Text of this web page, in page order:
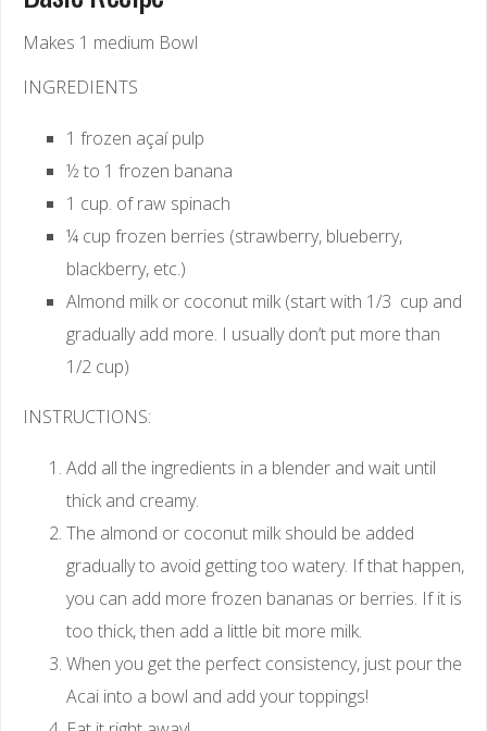
Makes 1 medium Bowl
INGREDIENTS
1 frozen açaí pulp
½ to 1 frozen banana
1 cup. of raw spinach
¼ cup frozen berries (strawberry, blueberry,
blackberry, etc.)
Almond milk or coconut milk (start with 1/3 cup and
gradually add more. I usually don’t put more than
1/2 cup)
INSTRUCTIONS:
Add all the ingredients in a blender and wait until
thick and creamy.
The almond or coconut milk should be added
gradually to avoid getting too watery. If that happen,
you can add more frozen bananas or berries. If it is
too thick, then add a little bit more milk.
When you get the perfect consistency, just pour the
Acai into a bowl and add your toppings!